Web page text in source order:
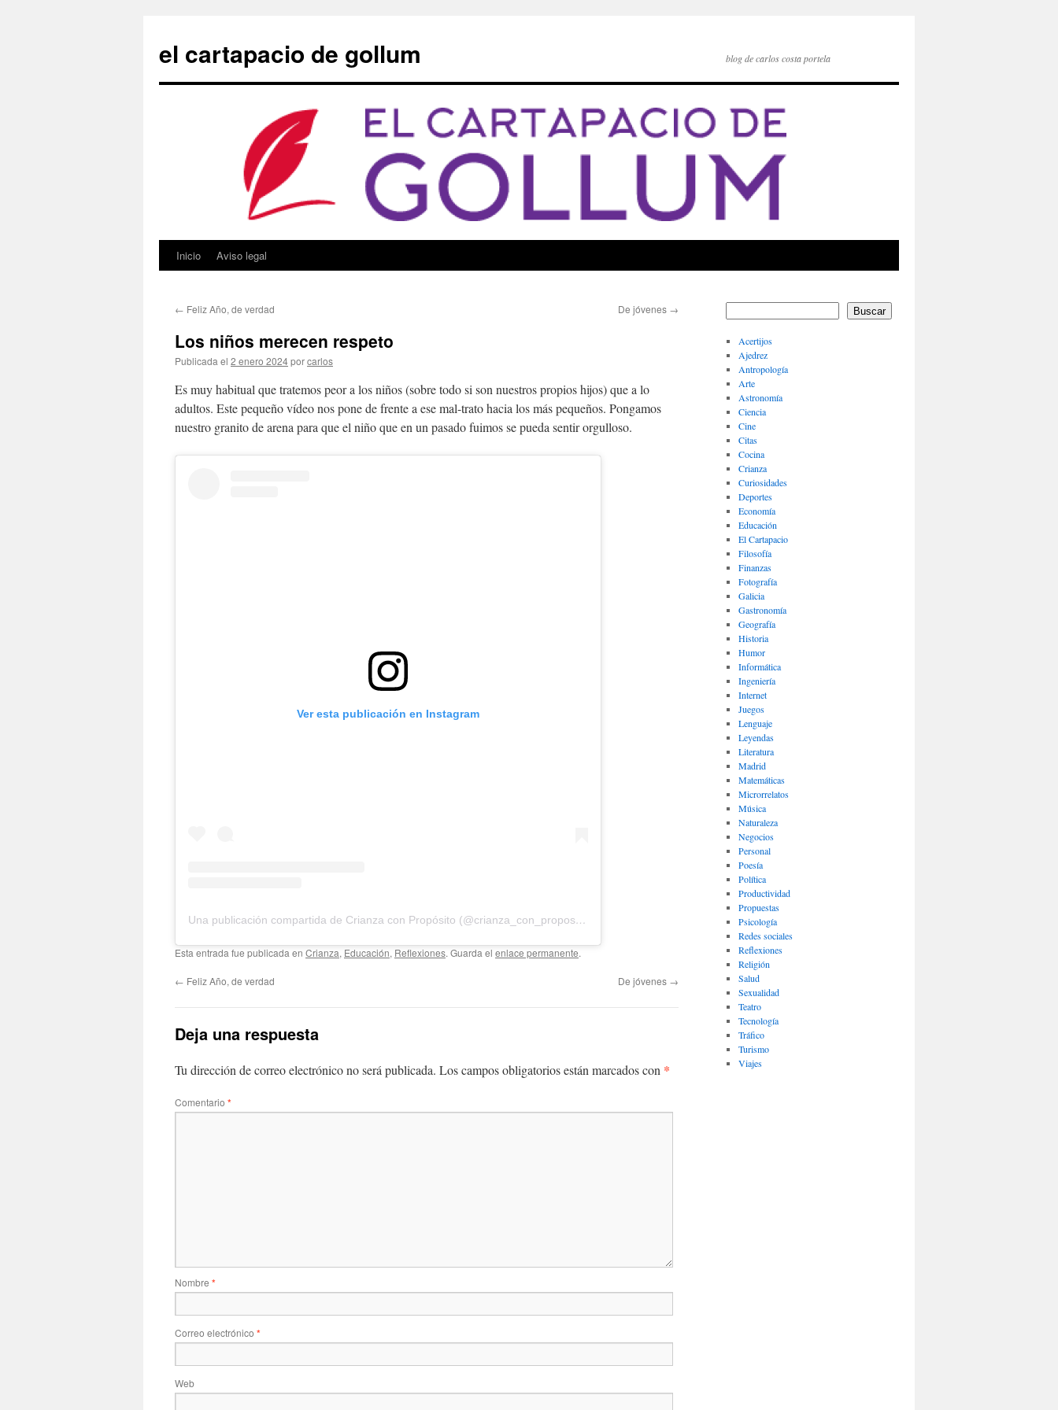
contenido
el cartapacio de gollum blog de carlos costa portela
Inicio Aviso legal
← Feliz Año, de verdad De jóvenes →
Los niños merecen respeto
Publicada el 2 enero 2024porcarlos
Es muy habitual que tratemos peor a los niños (sobre todo si son nuestros propios hijos) que a lo
adultos. Este pequeño vídeo nos pone de frente a ese mal-trato hacia los más pequeños. Pongamos
nuestro granito de arena para que el niño que en un pasado fuimos se pueda sentir orgulloso.
Ver esta publicación en Instagram
Una publicación compartida de Crianza con Propósito (@crianza_con_proposito)
Esta entrada fue publicada en Crianza, Educación, Reflexiones. Guarda el enlace permanente.
← Feliz Año, de verdad De jóvenes →
Deja una respuesta
Tu dirección de correo electrónico no será publicada. Los campos obligatorios están marcados con *
Comentario *
Nombre *
Correo electrónico *
Web
Buscar
Acertijos
Ajedrez
Antropología
Arte
Astronomía
Ciencia
Cine
Citas
Cocina
Crianza
Curiosidades
Deportes
Economía
Educación
El Cartapacio
Filosofía
Finanzas
Fotografía
Galicia
Gastronomía
Geografía
Historia
Humor
Informática
Ingeniería
Internet
Juegos
Lenguaje
Leyendas
Literatura
Madrid
Matemáticas
Microrrelatos
Música
Naturaleza
Negocios
Personal
Poesía
Política
Productividad
Propuestas
Psicología
Redes sociales
Reflexiones
Religión
Salud
Sexualidad
Teatro
Tecnología
Tráfico
Turismo
Viajes